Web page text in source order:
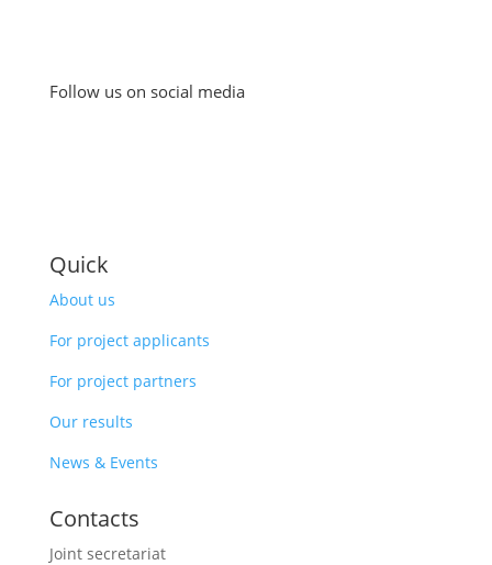
Follow us on social media
Quick
About us
For project applicants
For project partners
Our results
News & Events
Contacts
Joint secretariat